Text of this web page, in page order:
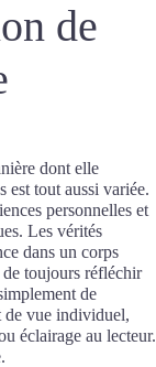
de
dont elle
est tout aussi variée.
personnelles et
Les vérités
dans un corps
toujours réfléchir
de
de vue individuel,
éclairage au lecteur.